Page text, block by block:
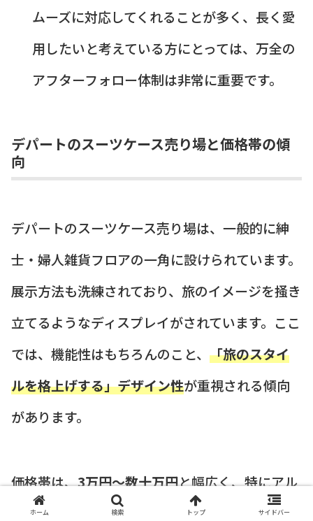
ムーズに対応してくれることが多く、長く愛
用したいと考えている方にとっては、万全の
アフターフォロー体制は非常に重要です。
デパートのスーツケース売り場と価格帯の傾
向
デパートのスーツケース売り場は、一般的に紳
士・婦人雑貨フロアの一角に設けられています。
展示方法も洗練されており、旅のイメージを掻き
立てるようなディスプレイがされています。ここ
では、機能性はもちろんのこと、 「旅のスタイ
ルを格上げする」デザイン性が重視される傾向
があります。
価格帯は、3万円〜数十万円と幅広く、特にアル
ミニウム製の高級モデルなどは高額になります。
ホーム 検索 トップ サイドバー